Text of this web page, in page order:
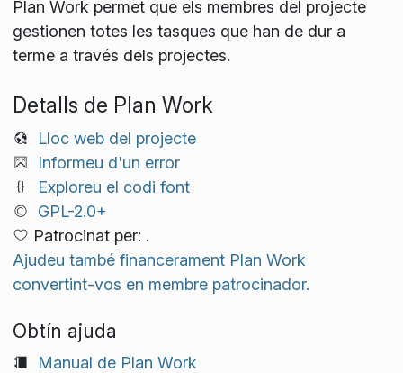
Plan Work permet que els membres del projecte
gestionen totes les tasques que han de dur a
terme a través dels projectes.
Detalls de Plan Work
Lloc web del projecte
Informeu d'un error
Exploreu el codi font
GPL-2.0+
Patrocinat per: .
Ajudeu també financerament Plan Work
convertint-vos en membre patrocinador.
Obtín ajuda
Manual de Plan Work